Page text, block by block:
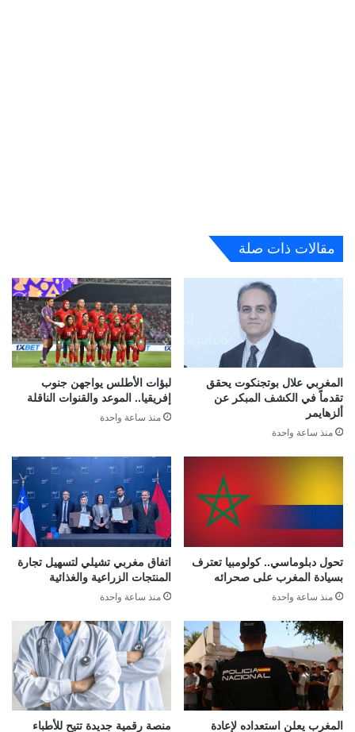
مقالات ذات صلة
المغربي علال بوتجنكوت يحقق
تقدماً في الكشف المبكر عن
ألزهايمر
منذ ساعة واحدة
لبؤات الأطلس يواجهن جنوب
إفريقيا.. الموعد والقنوات الناقلة
منذ ساعة واحدة
تحول دبلوماسي.. كولومبيا تعترف
بسيادة المغرب على صحرائه
منذ ساعة واحدة
اتفاق مغربي تشيلي لتسهيل تجارة
المنتجات الزراعية والغذائية
منذ ساعة واحدة
المغرب يعلن استعداده لإعادة منصة رقمية جديدة تتيح للأطباء